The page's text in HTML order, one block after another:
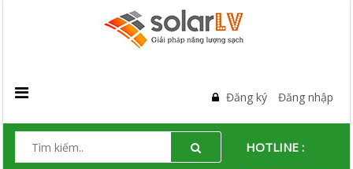
Đăng ký Đăng nhập
HOTLINE :